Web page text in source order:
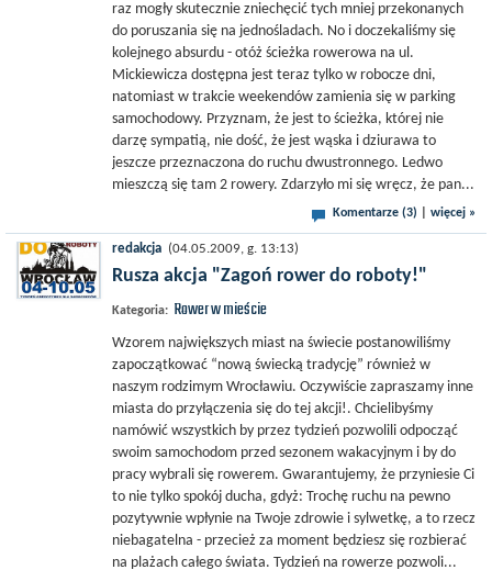
raz mogły skutecznie zniechęcić tych mniej przekonanych
do poruszania się na jednośladach. No i doczekaliśmy się
kolejnego absurdu - otóż ścieżka rowerowa na ul.
Mickiewicza dostępna jest teraz tylko w robocze dni,
natomiast w trakcie weekendów zamienia się w parking
samochodowy. Przyznam, że jest to ścieżka, której nie
darzę sympatią, nie dość, że jest wąska i dziurawa to
jeszcze przeznaczona do ruchu dwustronnego. Ledwo
mieszczą się tam 2 rowery. Zdarzyło mi się wręcz, że pan...
Komentarze (3) więcej »
redakcja (04.05.2009, g. 13:13)
Rusza akcja "Zagoń rower do roboty!"
Kategoria: Rower w mieście
Wzorem największych miast na świecie postanowiliśmy
zapoczątkować “nową świecką tradycję” również w
naszym rodzimym Wrocławiu. Oczywiście zapraszamy inne
miasta do przyłączenia się do tej akcji!. Chcielibyśmy
namówić wszystkich by przez tydzień pozwolili odpocząć
swoim samochodom przed sezonem wakacyjnym i by do
pracy wybrali się rowerem. Gwarantujemy, że przyniesie Ci
to nie tylko spokój ducha, gdyż: Trochę ruchu na pewno
pozytywnie wpłynie na Twoje zdrowie i sylwetkę, a to rzecz
niebagatelna - przecież za moment będziesz się rozbierać
na plażach całego świata. Tydzień na rowerze pozwoli...